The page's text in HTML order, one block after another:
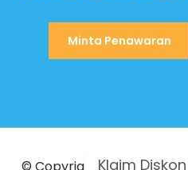
Minta Penawaran
Klaim